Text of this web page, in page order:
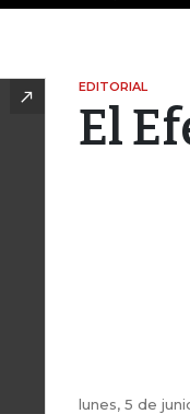
EDITORIAL
El
lunes, 5 de